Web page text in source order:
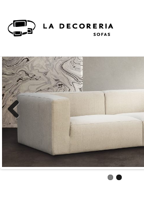
Previous